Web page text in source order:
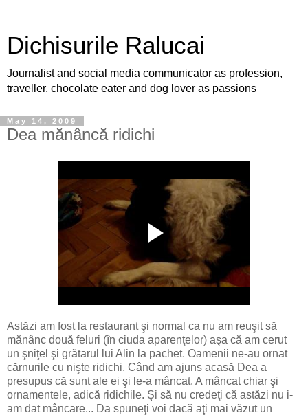
Dichisurile Ralucai
Journalist and social media communicator as profession,
traveller, chocolate eater and dog lover as passions
May 14, 2009
Dea mănâncă ridichi
Astăzi am fost la restaurant şi normal ca nu am reuşit să
mănânc două feluri (în ciuda aparenţelor) aşa că am cerut
un şniţel şi grătarul lui Alin la pachet. Oamenii ne-au ornat
cărnurile cu nişte ridichi. Când am ajuns acasă Dea a
presupus că sunt ale ei şi le-a mâncat. A mâncat chiar şi
ornamentele, adică ridichile. Şi să nu credeţi că astăzi nu i-
am dat mâncare... Da spuneţi voi dacă aţi mai văzut un